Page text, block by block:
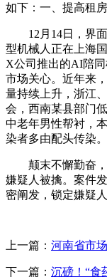
如下：一、提高租房
12月14日，界面
型机械人正在上海
X公司推出的AI陪
市场关心。近年来
量持续上升，浙江
会，西南某县部门
中老年男性帮衬，
染者多由配头传染。
颠末不懈勤奋，
嫌疑人被擒。案件
密阐发，锁定嫌疑人
上一篇： 河南省市
下一篇： 沉磅！“食